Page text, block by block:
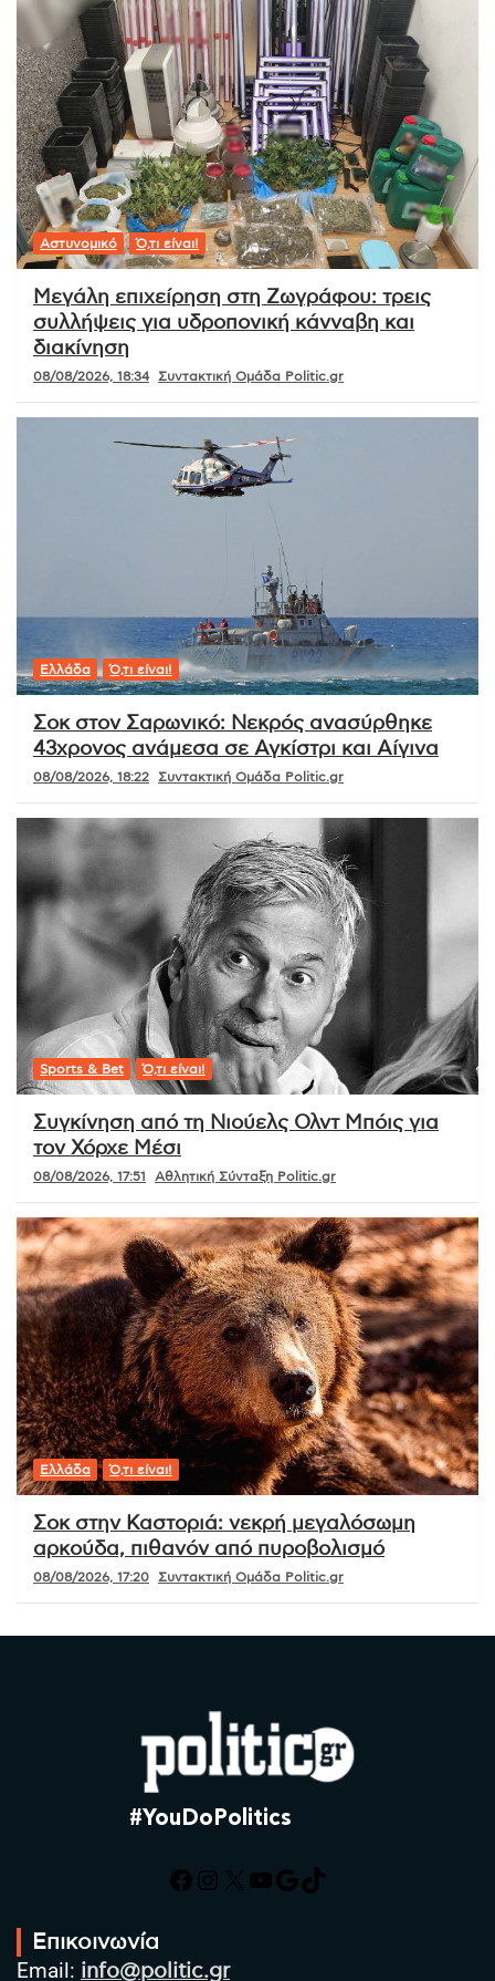
Αστυνομικό Ό,τι είναι!
Μεγάλη επιχείρηση στη Ζωγράφου: τρεις
συλλήψεις για υδροπονική κάνναβη και
διακίνηση
08/08/2026, 18:34 Συντακτική Ομάδα Politic.gr
Ελλάδα Ό,τι είναι!
Σοκ στον Σαρωνικό: Νεκρός ανασύρθηκε
43χρονος ανάμεσα σε Αγκίστρι και Αίγινα
08/08/2026, 18:22 Συντακτική Ομάδα Politic.gr
Sports & Bet Ό,τι είναι!
Συγκίνηση από τη Νιούελς Ολντ Μπόις για
τον Χόρχε Μέσι
08/08/2026, 17:51 Αθλητική Σύνταξη Politic.gr
Ελλάδα Ό,τι είναι!
Σοκ στην Καστοριά: νεκρή μεγαλόσωμη
αρκούδα, πιθανόν από πυροβολισμό
08/08/2026, 17:20 Συντακτική Ομάδα Politic.gr
#YouDoPolitics
Facebook
Instagram
X YouTube
Google
TikTok
Επικοινωνία
Email: info@politic.gr